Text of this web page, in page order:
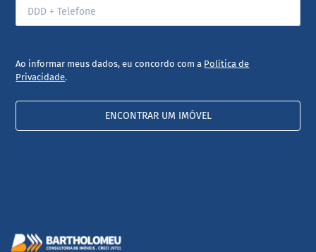
Ao informar meus dados, eu concordo com a Política de
Privacidade.
ENCONTRAR UM IMÓVEL